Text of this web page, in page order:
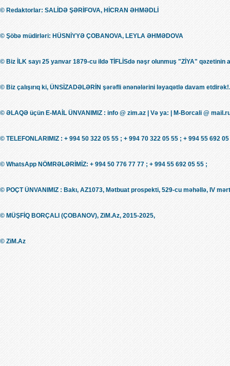
© Redaktorlar: SALİDƏ ŞƏRİFOVA, HİCRAN ƏHMƏDLİ
© Şöbə müdirləri: HÜSNİYYƏ ÇOBANOVA, LEYLA ƏHMƏDOVA
© Biz İLK sayı 25 yanvar 1879-cu ildə TİFLİSdə nəşr olunmuş "ZİYA" qəzetinin
© Biz çalışırıq ki, ÜNSİZADƏLƏRİN şərəfli ənənələrini ləyaqətlə davam
© ƏLAQƏ üçün E-MAİL ÜNVANIMIZ : info @ zim.az | Və ya: | M-Borcali @
© TELEFONLARIMIZ : + 994 50 322 05 55 ; + 994 70 322 05 55 ; + 994 55 692
© WhatsApp NÖMRƏLƏRİMİZ: + 994 50 776 77 77 ; + 994 55 692 05 55 ;
© POÇT ÜNVANIMIZ : Bakı, AZ1073, Mətbuat prospekti, 529-cu məhəllə, IV
© MÜŞFİQ BORÇALI (ÇOBANOV), ZiM.Az, 2015-2025,
© ZiM.Az